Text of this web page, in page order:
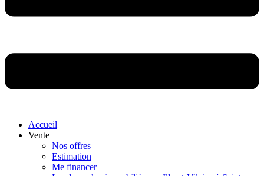
Accueil
Vente
Nos offres
Estimation
Me financer